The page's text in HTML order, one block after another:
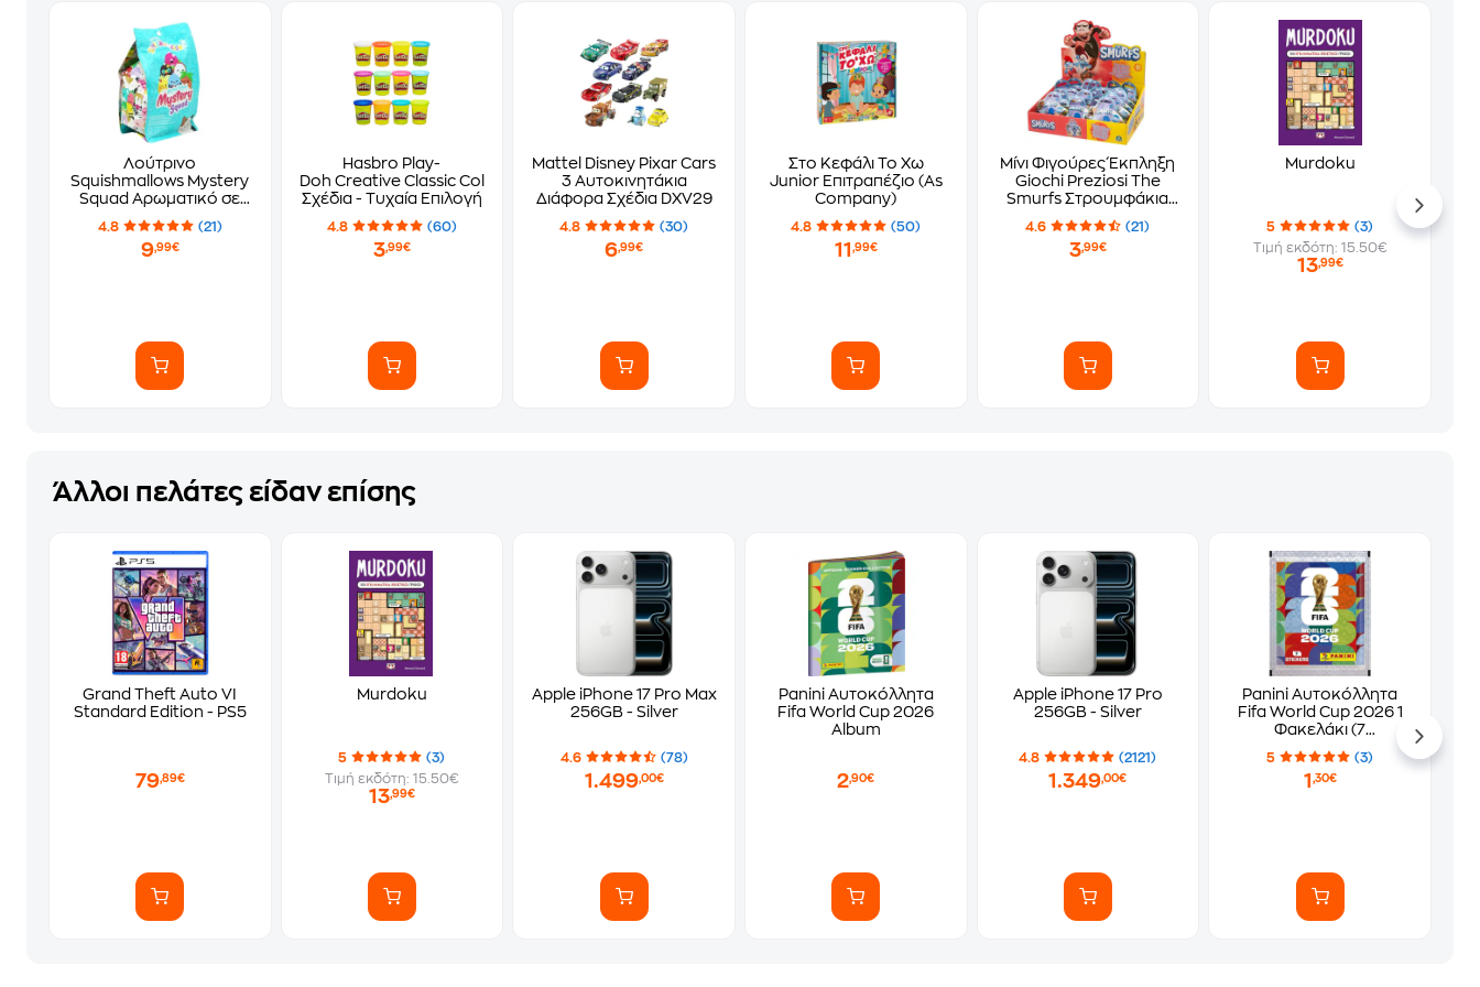
Λούτρινο
Squishmallows Mystery
Squad Αρωματικό σε
6 Σχέδια (13cm) - Τυχαία
Επιλογή Σχεδίου
4.8 (21)
9,99€
Hasbro Play-
Doh Creative Classic Color 4
Σχέδια - Τυχαία Επιλογή
4.8 (60)
3,99€
Mattel Disney Pixar Cars
3 Αυτοκινητάκια
Διάφορα Σχέδια DXV29
4.8 (30)
6,99€
Στο Κεφάλι Το Χω
Junior Επιτραπέζιο (As
Company)
4.8 (50)
11 ,99€
Μίνι Φιγούρες Έκπληξη
Giochi Preziosi The
Smurfs Στρουμφάκια
Σχεδίου
4.6 (21)
3,99€
Murdoku
5
(3)
Τιμή εκδότη: 15.50€
13,99€
Άλλοι πελάτες είδαν επίσης
Grand Theft Auto VI
Standard Edition - PS5
79,89€
Murdoku
5
(3)
Τιμή εκδότη: 15.50€
13,99€
Apple iPhone 17 Pro Max
256GB - Silver
4.6 (78)
1.499,00€
Panini Αυτοκόλλητα
Fifa World Cup 2026
Album
2,90€
Apple iPhone 17 Pro
256GB - Silver
4.8 (2121)
1.349,00€
Panini Αυτοκόλλητα
Fifa World Cup 2026 1
Φακελάκι (7
5 (3)
1 ,30€